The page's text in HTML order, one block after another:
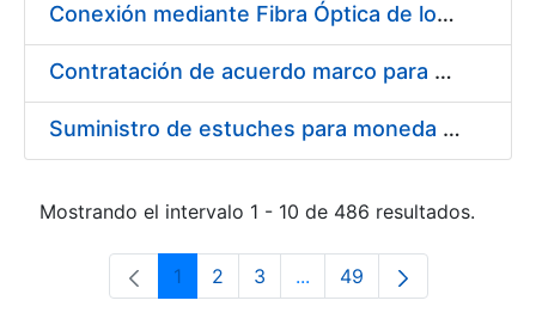
Conexión mediante Fibra Óptica de los Centros de Proceso de Datos (CPDs) de las sedes de la FNMT-RCM de Burgos y Madrid
Contratación de acuerdo marco para el Suministro de Material de Electricidad para la Fábrica Nacional de Moneda y Timbre-Real Casa de la Moneda en su centro de trabajo de Burgos
Suministro de estuches para moneda de 30 €
Mostrando el intervalo 1 - 10 de 486 resultados.
Página
1 Página
2 Página
3 ...Páginas intermedias Use
Página
49